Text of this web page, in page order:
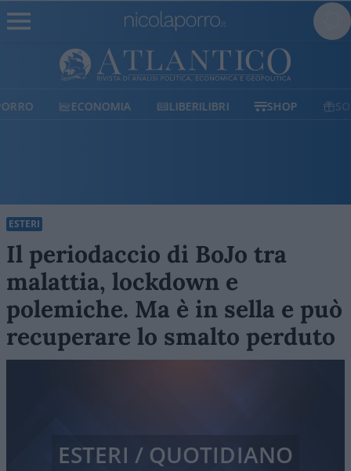
ECONOMIA LIBERILIBRI SHOP SOSTIENICI
ESTERI
Il periodaccio di BoJo tra
malattia, lockdown e
polemiche. Ma è in sella e può
recuperare lo smalto perduto
ESTERI / QUOTIDIANO